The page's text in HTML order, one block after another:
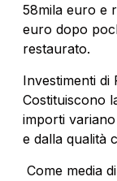
58mila euro e
euro dopo
restaurato.
Investimenti di
Costituiscono
importi
e dalla qualità
Come media